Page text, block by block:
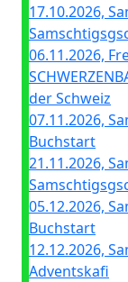
17.10.2026,
06.11.2026,
der Schweiz
07.11.2026,
Buchstart
21.11.2026,
05.12.2026,
Buchstart
12.12.2026,
Adventskafi